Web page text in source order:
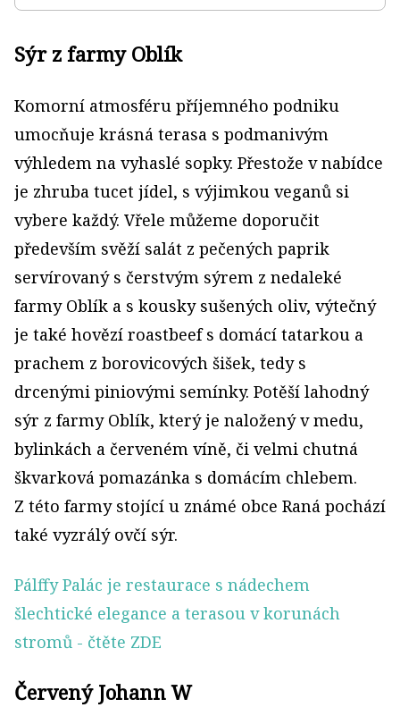
Sýr z farmy Oblík
Komorní atmosféru příjemného podniku
umocňuje krásná terasa s podmanivým
výhledem na vyhaslé sopky. Přestože v nabídce
je zhruba tucet jídel, s výjimkou veganů si
vybere každý. Vřele můžeme doporučit
především svěží salát z pečených paprik
servírovaný s čerstvým sýrem z nedaleké
farmy Oblík a s kousky sušených oliv, výtečný
je také hovězí roastbeef s domácí tatarkou a
prachem z borovicových šišek, tedy s
drcenými piniovými semínky. Potěší lahodný
sýr z farmy Oblík, který je naložený v medu,
bylinkách a červeném víně, či velmi chutná
škvarková pomazánka s domácím chlebem.
Z této farmy stojící u známé obce Raná pochází
také vyzrálý ovčí sýr.
Pálffy Palác je restaurace s nádechem
šlechtické elegance a terasou v korunách
stromů - čtěte ZDE
Červený Johann W